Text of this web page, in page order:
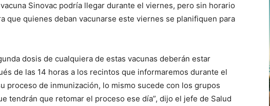
Sinovac podría llegar durante el viernes, pero sin horario
que quienes deban vacunarse este viernes se planifiquen para
dosis de cualquiera de estas vacunas deberán estar
de las 14 horas a los recintos que informaremos durante el
proceso de inmunización, lo mismo sucede con los grupos
tendrán que retomar el proceso ese día”, dijo el jefe de Salud